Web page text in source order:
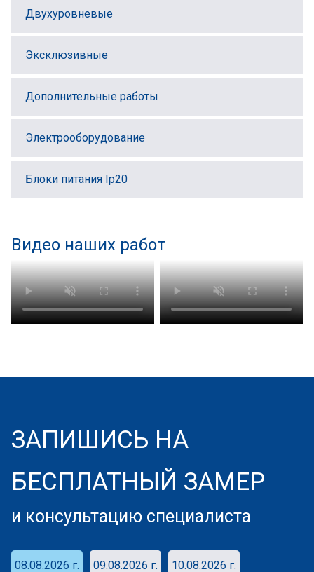
Двухуровневые
Эксклюзивные
Дополнительные работы
Электрооборудование
Блоки питания Ip20
Видео наших работ
ЗАПИШИСЬ НА
БЕСПЛАТНЫЙ ЗАМЕР
и консультацию специалиста
08.08.2026 г. 09.08.2026 г. 10.08.2026 г.